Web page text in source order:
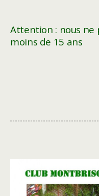
Attention : nous ne
moins de 15 ans